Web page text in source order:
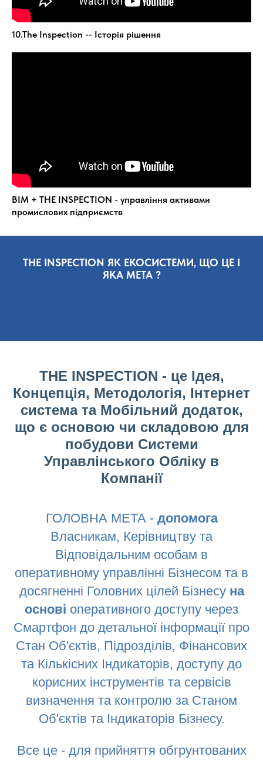
10.The Inspection -- Історія рішення
BIM + THE INSPECTION - управління активами
промислових підприємств
THE INSPECTION ЯК ЕКОСИСТЕМИ, ЩО ЦЕ І
ЯКА МЕТА ?
THE INSPECTION - це Ідея,
Концепція, Методологія, Інтернет
система та Мобільний додаток,
що є основою чи складовою для
побудови Системи
Управлінського Обліку в
Компанії
ГОЛОВНА МЕТА - допомога
Власникам, Керівництву та
Відповідальним особам в
оперативному управлінні Бізнесом та в
досягненні Головних цілей Бізнесу на
основі оперативного доступу через
Смартфон до детальної інформації про
Стан Об'єктів, Підрозділів, Фінансових
та Кількісних Індикаторів, доступу до
корисних інструментів та сервісів
визначення та контролю за Станом
Об'єктів та Індикаторів Бізнесу.
Все це - для прийняття обгрунтованих